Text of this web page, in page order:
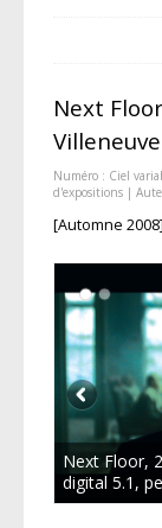
Next
Numéro : Ciel
d'expositions|
[Automne 2008]
Next Floor,
digital 5.1,